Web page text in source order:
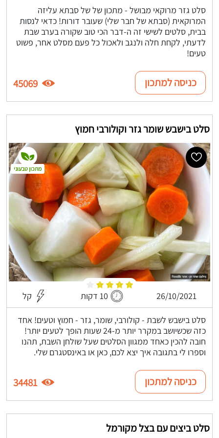
סלט גזר מרוקאי מבושל - מתכון של של סבתא עליזה
המרוקאית (סבתא של חבר שלי) שעובר דורות! כדאי לנסות
בבית, סלטים לשישי זה ה-דבר הכי טוב שקורה בערב שבת
לדעתי, לקחת חלה ולנגב ולאכול כל פעם מסלט אחר, פשוט
טעים!
כניסה למתכון 45069
סלט בישבש שומר גזר וקולורבי חמוץ
26/10/2021 10 דקות קל
סלט בישבש לשבת - קולורבי, שומר, גזר - חמוץ וטעים! אחד
כזה שכשיושב במקרר יותר מ-24 שעות הופך לטעים יותר!
חובה להכין כאחד ממגוון הסלטים שעל שולחן השבת, תהנו
וספרו לי בתגובה איך יצא לכם, כאן או באינסטגרם שלי.
מתכון טבעוני
כניסה למתכון 34481
סלט ביצים עם בצל מקורמל